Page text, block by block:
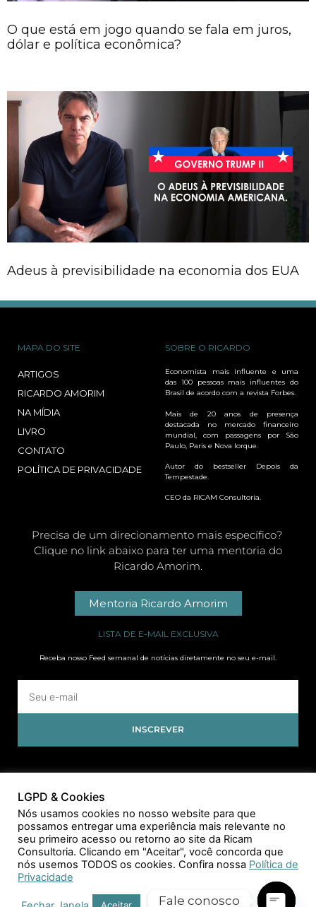
O que está em jogo quando se fala em juros,
dólar e política econômica?
Adeus à previsibilidade na economia dos EUA
MAPA DO SITE
ARTIGOS
RICARDO AMORIM
NA MÍDIA
LIVRO
CONTATO
POLÍTICA DE PRIVACIDADE
SOBRE O RICARDO
Economista mais influente e uma
das 100 pessoas mais influentes do
Brasil de acordo com a revista Forbes.
Mais de 20 anos de presença
destacada no mercado financeiro
mundial, com passagens por São
Paulo, Paris e Nova Iorque.
Autor do bestseller Depois da
Tempestade.
CEO da RICAM Consultoria.
Precisa de um direcionamento mais específico?
Clique no link abaixo para ter uma mentoria do
Ricardo Amorim.
Mentoria Ricardo Amorim
LISTA DE E-MAIL EXCLUSIVA
Receba nosso Feed semanal de notícias diretamente no seu e-mail.
INSCREVER
LGPD & Cookies
Nós usamos cookies no nosso website para que
possamos entregar uma experiência mais relevante no
seu primeiro acesso ou retorno ao site da Ricam
Consultoria. Clicando em "Aceitar", você concorda que
nós usemos TODOS os cookies. Confira nossa Política de
Privacidade
Fale conosco